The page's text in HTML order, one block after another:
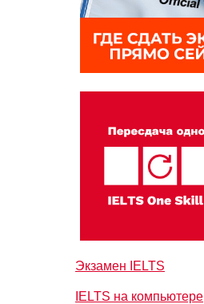
Экзамен IELTS
IELTS на компьютере